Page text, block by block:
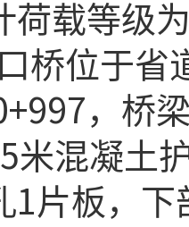
荷载等级
桥位于省
，桥
米混凝土
1片板，下